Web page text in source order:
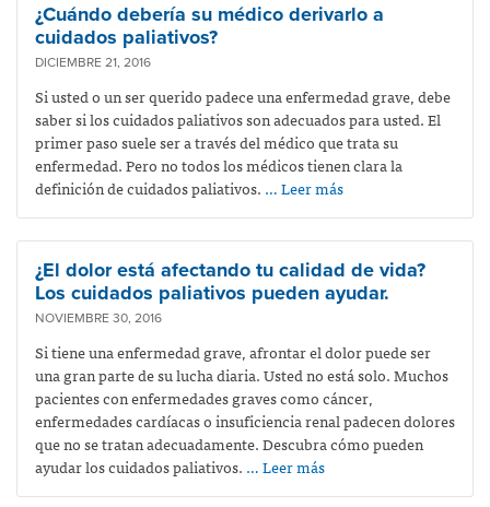
¿Cuándo debería su médico derivarlo a
cuidados paliativos?
DICIEMBRE 21, 2016
Si usted o un ser querido padece una enfermedad grave, debe
saber si los cuidados paliativos son adecuados para usted. El
primer paso suele ser a través del médico que trata su
enfermedad. Pero no todos los médicos tienen clara la
definición de cuidados paliativos. … Leer más
¿El dolor está afectando tu calidad de vida?
Los cuidados paliativos pueden ayudar.
NOVIEMBRE 30, 2016
Si tiene una enfermedad grave, afrontar el dolor puede ser
una gran parte de su lucha diaria. Usted no está solo. Muchos
pacientes con enfermedades graves como cáncer,
enfermedades cardíacas o insuficiencia renal padecen dolores
que no se tratan adecuadamente. Descubra cómo pueden
ayudar los cuidados paliativos. … Leer más